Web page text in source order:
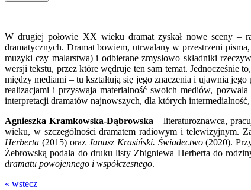
W drugiej połowie XX wieku dramat zyskał nowe sceny –
dramatycznych. Dramat bowiem, utrwalany w przestrzeni
muzyki czy malarstwa) i odbierane zmysłowo składniki
wersji tekstu, przez które wędruje ten sam temat. Jed­nocześnie
między mediami – tu kształtują się jego znaczenia i ujawnia
realizacjami i przyswaja materialność swoich mediów,
interpretacji dramatów najnowszych, dla których
Agnieszka Kramkowska-Dąbrowska – literaturoznawca,
wieku, w szcze­gólności dramatem radiowym i telewizyjnym.
Herberta (2015) oraz Janusz Krasiński. Świadectwo(2020).
Żebrowską podała do druku listy Zbigniewa Herberta do
dramatu powojennego i współczesnego.
« wstecz